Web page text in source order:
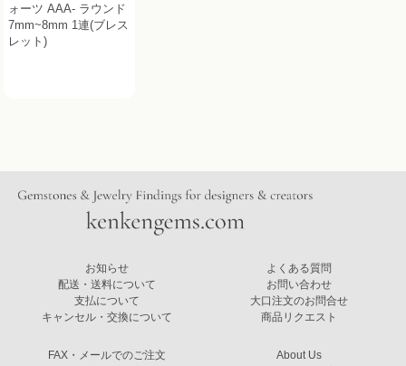
ォーツ AAA- ラウンド
7mm~8mm 1連(ブレス
レット)
お知らせ
配送・送料について
支払について
キャンセル・交換について
よくある質問
お問い合わせ
大口注文のお問合せ
商品リクエスト
FAX・メールでのご注文
About Us